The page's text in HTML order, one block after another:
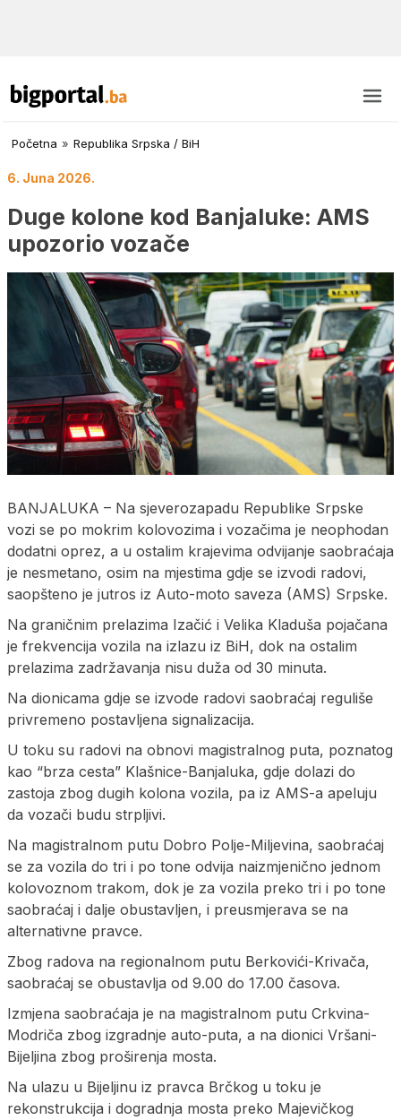
Početna » Republika Srpska / BiH
6. Juna 2026.
Duge kolone kod Banjaluke: AMS
upozorio vozače
​BANJALUKA – Na sjeverozapadu Republike Srpske
vozi se po mokrim kolovozima i vozačima je neophodan
dodatni oprez, a u ostalim krajevima odvijanje saobraćaja
je nesmetano, osim na mjestima gdje se izvodi radovi,
saopšteno je jutros iz Auto-moto saveza (AMS) Srpske.
Na graničnim prelazima Izačić i Velika Kladuša pojačana
je frekvencija vozila na izlazu iz BiH, dok na ostalim
prelazima zadržavanja nisu duža od 30 minuta.
Na dionicama gdje se izvode radovi saobraćaj reguliše
privremeno postavljena signalizacija.
U toku su radovi na obnovi magistralnog puta, poznatog
kao “brza cesta” Klašnice-Banjaluka, gdje dolazi do
zastoja zbog dugih kolona vozila, pa iz AMS-a apeluju
da vozači budu strpljivi.
Na magistralnom putu Dobro Polje-Miljevina, saobraćaj
se za vozila do tri i po tone odvija naizmjenično jednom
kolovoznom trakom, dok je za vozila preko tri i po tone
saobraćaj i dalje obustavljen, i preusmjerava se na
alternativne pravce.
Zbog radova na regionalnom putu Berkovići-Krivača,
saobraćaj se obustavlja od 9.00 do 17.00 časova.
Izmjena saobraćaja je na magistralnom putu Crkvina-
Modriča zbog izgradnje auto-puta, a na dionici Vršani-
Bijeljina zbog proširenja mosta.
Na ulazu u Bijeljinu iz pravca Brčkog u toku je
rekonstrukcija i dogradnja mosta preko Majevičkog